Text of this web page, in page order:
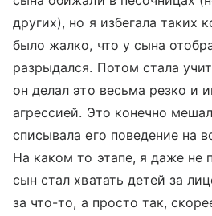
других), но я избегала таких
было жалко, что у сына
разрыдался. Потом стала
он делал это весьма резко и
агрессией. Это конечно
списывала его поведение на
На каком то этапе, я даже не
сын стал хватать детей за
за что-то, а просто так,